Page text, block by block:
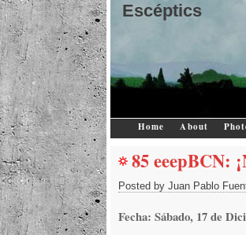
Escéptics
Home About
85 eeepBCN:
Posted by Juan Pablo
Fecha: Sábado, 17 de